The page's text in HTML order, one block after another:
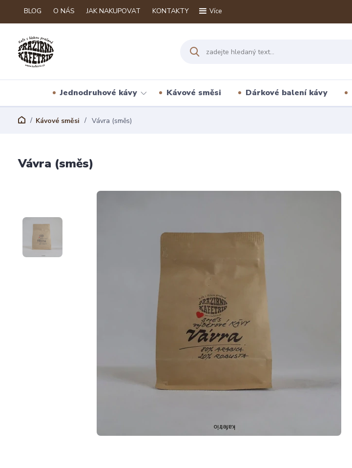
BLOG O NÁS JAK NAKUPOVAT KONTAKTY Více
Jednodruhové kávy Kávové směsi Dárkové balení kávy
Kávové směsi Vávra (směs)
Vávra (směs)